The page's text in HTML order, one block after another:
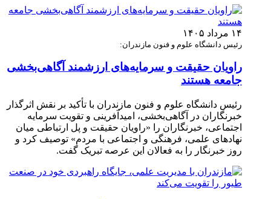
۱۴ مرداد ۱۴۰۵
رئیس دانشگاه علوم و فنون مازندران:
راویان حقیقت و سرمایه‌های ارزشمند آگاهی‌بخشی
جامعه هستند
رئیس دانشگاه علوم و فنون مازندران با تأکید بر نقش اثرگذار
خبرنگاران در آگاهی‌بخشی، امیدآفرینی و تقویت سرمایه
اجتماعی، خبرنگاران را «راویان حقیقت و پل ارتباطی میان
نهادهای علمی، فرهنگی و اجتماعی با مردم» توصیف کرد و
روز خبرنگار را به فعالان این عرصه تبریک گفت.